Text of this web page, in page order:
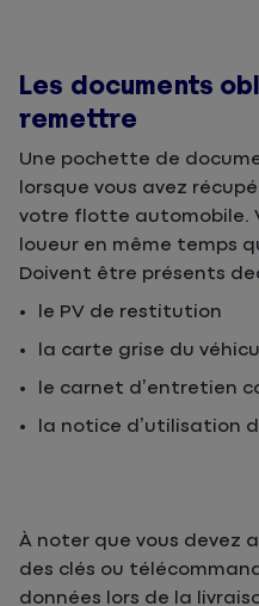
Les documents
remettre
Une pochette de
lorsque vous avez
votre flotte automobile.
loueur en même temps
Doivent être présents
le PV de restitution
la carte grise du
le carnet d’entretien
la notice d’utilisation
À noter que vous devez
des clés ou
données lors de la